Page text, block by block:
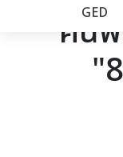
เว็บไซต์
โปรโม
GED
ค้น